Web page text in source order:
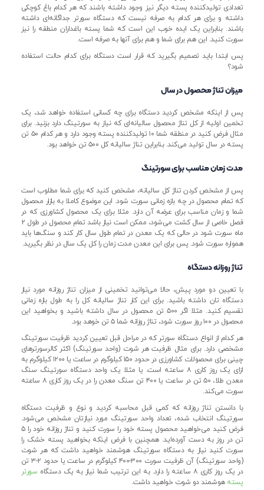
تعدادی تولیدکننده پسته دیگر نیز وجود داشته باشند که هر کدام باغ کوچکی
داشته و برای هر کدام به صرفه نیست که دستگاه سورتر جداگانه‌ای داشته
باشند. بنابراین یک ایده خوب این است که شما پسته باغداران منطقه را نیز
سورت کنید. این هم برای شما و هم برای آنها به صرفه است.
پس ابتدا باید تصمیم بگیرید که قرار است دستگاه برای کدام حالت استفاده
شود؟
میزان تناژ محصول در سال
پس از اینکه مشخص کردید دستگاه برای چه کسانی استفاده خواهد شد، یک
تخمین اولیه از کل تناژ محصول سالیانه‌ای که نیاز به سورتینگ دارد بزنید. برای
مثال فرض کنید در منطقه شما ۱۰ تولیدکننده پسته وجود دارد و هر کدام ۵۰ تن
پسته در سال تولید می‌کند. بنابراین تناژ سالیانه کل ۵۰۰ تن خواهد بود.
مدت زمان مناسب برای سورتینگ
پس از مشخص کردن تناژ کل سالیانه، مشخص کنید که برای شما مطلوب است
که تمام محصول در چه بازه زمانی سورت شود. این موضوع کاملا به بازار محصول
شما و زمان مناسب برای عرضه آن دارد. مثلا برای یک محصول کشاورزی که در
فصل خاصی از سال کشت می‌شود، ممکن است نیاز باشد تمام محصول در طول ۲
ماه سورت شود در حالی که یک معدن در تمام طول سال کار کند و سنگ‌ها باید
همواره سورت شود. پس برای این معدن مدت زمان را کل یک سال در نظر بگیرید.
تناژ روزانه دستگاه
با تعیین دو مورد پیش، حالا می‌توانید تخمینی از میزان تناژ روزانه مورد نیاز
دستگاه تان داشته باشید. برای این کار تناژ سالیانه کل را به طول بازه زمانی
تقسیم کنید. مثلا اگر ۵۰۰ تن محصول در سال داشته باشید و بخواهید این
محصول در ۱۰۰ روز سورت شود، تناژ روزانه شما ۵ تن خوهد بود.
هر کدام از انواع دستگاه سورتر که در مراحل قبل تعیین کردید ظرفیت سورتینگ
مشخصی دارد. برای مثال ظرفیت هر شوت (واحد سورتینگ) اکثر کالرسورترهای
چینی برای محصولات کشاورزی در حدود ۱۵۰ کیلوگرم در ساعت یا ۱۲۰۰ کیلوگرم به
ازای یک روز کاری ۸ ساعته است. یا مثلا یک واحد دستگاه سورتینگ سنگ
معدن طلا، ۵۰ تن در ساعت یا ۴۰۰ تن سنگ معدن را در یک روز کاری ۸ ساعته
سورت می‌کند.
با دانستن تناژ روزانه که کمی قبل محاسبه کردید و نوع و ظرفیت دستگاه
سورتینگ انتخاب شده، تعداد واحد سورتینگ مورد نیازتان مشخص می‌شود.
فرض کنید می‌خواهید محصول پسته خود را سورت کنید و تناژ روزانه خود را ۵
تن در روز به دست آورده‌اید. همچنین با فرض اینکه بخواهید پسته خشک را
سورت کنید نیاز به دستگاه سورتینگ هوشمند خواهید داشت که هر شوت
(واحد سورتینگ) آن ظرفیت سورت ۳۰۰-۴۰۰ کیلوگرم در ساعت یا حدود ۲-۳ تن
در یک روز کاری ۸ ساعته را دارد. به این ترتیب شما نیاز به یک دستگاه
سورتر
پسته هوشمند دو شوت خواهید داشت.